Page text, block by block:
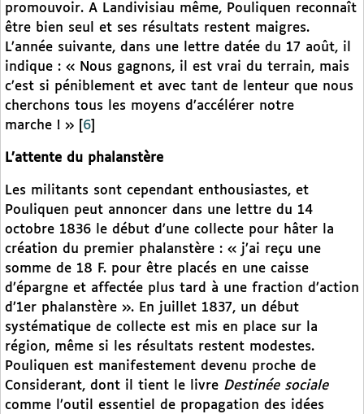
promouvoir. A Landivisiau même, Pouliquen reconnaît
être bien seul et ses résultats restent maigres.
L’année suivante, dans une lettre datée du 17 août, il
indique : « Nous gagnons, il est vrai du terrain, mais
c’est si péniblement et avec tant de lenteur que nous
cherchons tous les moyens d’accélérer notre
marche ! »
6
L’attente du phalanstère
Les militants sont cependant enthousiastes, et
Pouliquen peut annoncer dans une lettre du 14
octobre 1836 le début d’une collecte pour hâter la
création du premier phalanstère : « j’ai reçu une
somme de 18 F. pour être placés en une caisse
d’épargne et affectée plus tard à une fraction d’action
d’1er phalanstère ». En juillet 1837, un début
systématique de collecte est mis en place sur la
région, même si les résultats restent modestes.
Pouliquen est manifestement devenu proche de
Considerant, dont il tient le livre Destinée sociale
comme l’outil essentiel de propagation des idées